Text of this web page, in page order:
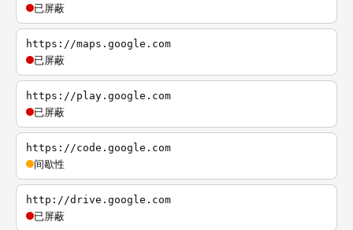
已屏蔽
https://maps.google.com
已屏蔽
https://play.google.com
已屏蔽
https://code.google.com
间歇性
http://drive.google.com
已屏蔽